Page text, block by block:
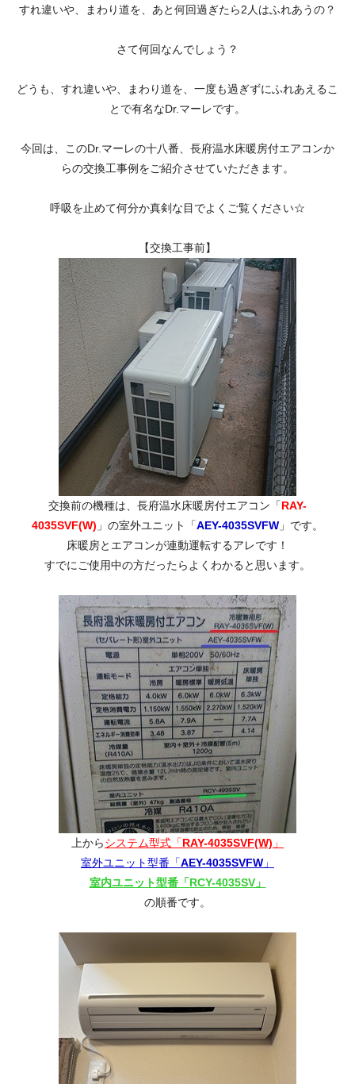
すれ違いや、まわり道を、あと何回過ぎたら2人はふれあうの？
さて何回なんでしょう？
どうも、すれ違いや、まわり道を、一度も過ぎずにふれあえるこ
とで有名なDr.マーレです。
今回は、このDr.マーレの十八番、長府温水床暖房付エアコンか
らの交換工事例をご紹介させていただきます。
呼吸を止めて何分か真剣な目でよくご覧ください☆
【交換工事前】
交換前の機種は、長府温水床暖房付エアコン「RAY-
4035SVF(W) 」の室外ユニット「AEY-4035SVFW 」です。
床暖房とエアコンが連動運転するアレです！
すでにご使用中の方だったらよくわかると思います。
上からシステム型式「RAY-4035SVF(W) 」
室外ユニット型番「AEY-4035SVFW 」
室内ユニット型番「RCY-4035SV」
の順番です。